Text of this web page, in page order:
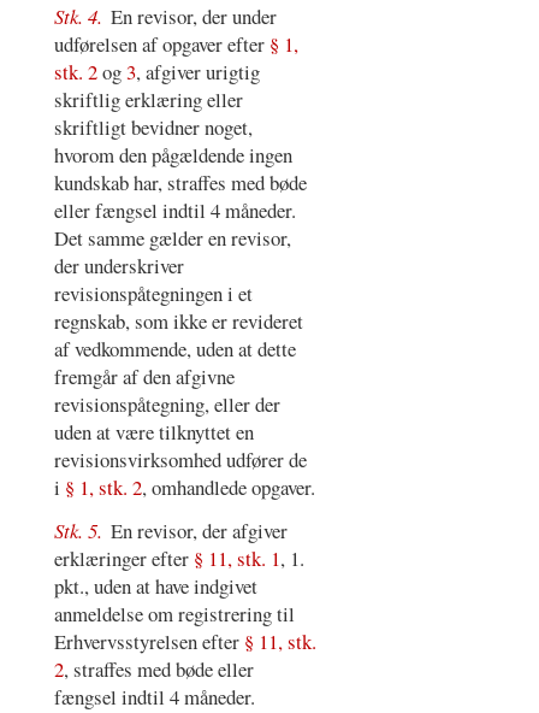
Stk. 4. En revisor, der under
udførelsen af opgaver efter § 1,
stk. 2og3, afgiver urigtig
skriftlig erklæring eller
skriftligt bevidner noget,
hvorom den pågældende ingen
kundskab har, straffes med bøde
eller fængsel indtil 4 måneder.
Det samme gælder en revisor,
der underskriver
revisionspåtegningen i et
regnskab, som ikke er revideret
af vedkommende, uden at dette
fremgår af den afgivne
revisionspåtegning, eller der
uden at være tilknyttet en
revisionsvirksomhed udfører de
i § 1, stk. 2, omhandlede opgaver.
Stk. 5. En revisor, der afgiver
erklæringer efter § 11, stk. 1, 1.
pkt., uden at have indgivet
anmeldelse om registrering til
Erhvervsstyrelsen efter § 11, stk.
2, straffes med bøde eller
fængsel indtil 4 måneder.